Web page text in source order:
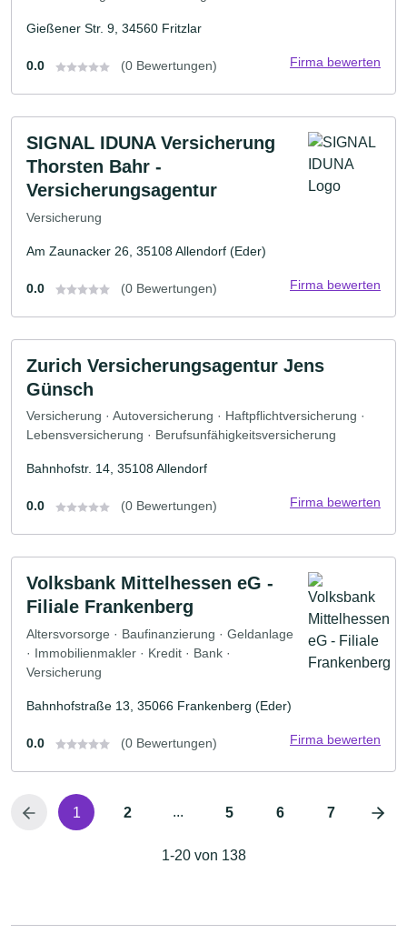
Gießener Str. 9, 34560 Fritzlar
0.0 (0 Bewertungen) Firma bewerten
SIGNAL IDUNA Versicherung
Thorsten Bahr -
Versicherungsagentur
Versicherung
Am Zaunacker 26, 35108 Allendorf (Eder)
0.0 (0 Bewertungen) Firma bewerten
Zurich Versicherungsagentur Jens
Günsch
Versicherung · Autoversicherung · Haftpflichtversicherung ·
Lebensversicherung · Berufsunfähigkeitsversicherung
Bahnhofstr. 14, 35108 Allendorf
0.0 (0 Bewertungen) Firma bewerten
Volksbank Mittelhessen eG -
Filiale Frankenberg
Altersvorsorge · Baufinanzierung · Geldanlage
· Immobilienmakler · Kredit · Bank ·
Versicherung
Bahnhofstraße 13, 35066 Frankenberg (Eder)
0.0 (0 Bewertungen) Firma bewerten
1 2 ... 5 6 7
1-20 von 138